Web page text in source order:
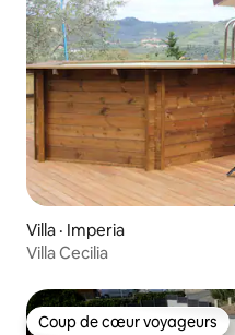
Villa · Imperia
Villa Cecilia
Coup de cœur voyageurs